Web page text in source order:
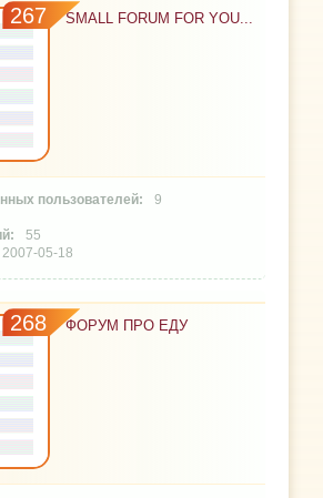
267 SMALL FORUM FOR YOU...
9
55
2007-05-18
268 ФОРУМ ПРО ЕДУ